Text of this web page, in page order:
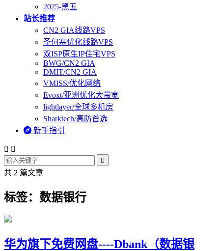
2025-黑五
站长推荐
CN2 GIA线路VPS
圣何塞优化线路VPS
双ISP原生IP住宅VPS
BWG/CN2 GIA
DMIT/CN2 GIA
VMISS/优化网络
Evoxt/亚洲优化大带宽
lightlayer/全球多机房
Sharktech/高防首选
 新手指引
 

共 2 篇文章
标签：数据银行
华为旗下免费网盘----Dbank（数据银